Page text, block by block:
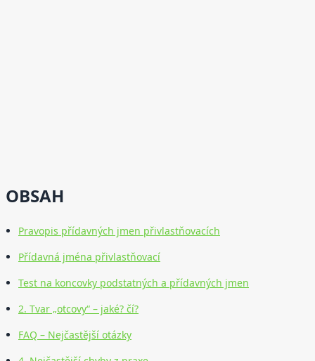
OBSAH
Pravopis přídavných jmen přivlastňovacích
Přídavná jména přivlastňovací
Test na koncovky podstatných a přídavných jmen
2. Tvar „otcovy“ – jaké? čí?
FAQ – Nejčastější otázky